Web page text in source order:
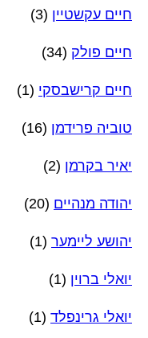
חיים עקשטיין (3)
חיים פולק (34)
חיים קרישבסקי (1)
טוביה פרידמן (16)
יאיר בקרמן (2)
יהודה מנהיים (20)
יהושע ליימער (1)
יואלי ברוין (1)
יואלי גרינפלד (1)